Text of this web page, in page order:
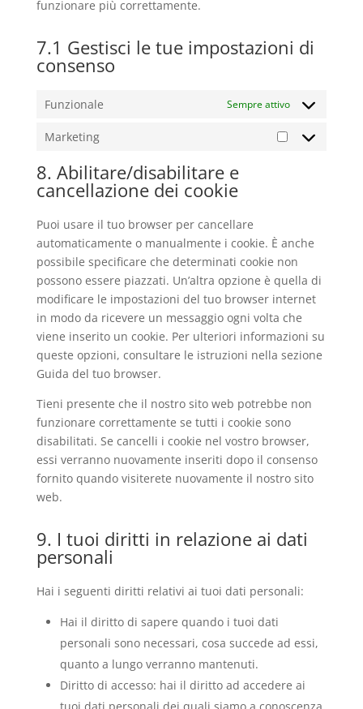
funzionare più correttamente.
7.1 Gestisci le tue impostazioni di
consenso
Funzionale Sempre attivo
Marketing
Marketing
8. Abilitare/disabilitare e
cancellazione dei cookie
Puoi usare il tuo browser per cancellare
automaticamente o manualmente i cookie. È anche
possibile specificare che determinati cookie non
possono essere piazzati. Un’altra opzione è quella di
modificare le impostazioni del tuo browser internet
in modo da ricevere un messaggio ogni volta che
viene inserito un cookie. Per ulteriori informazioni su
queste opzioni, consultare le istruzioni nella sezione
Guida del tuo browser.
Tieni presente che il nostro sito web potrebbe non
funzionare correttamente se tutti i cookie sono
disabilitati. Se cancelli i cookie nel vostro browser,
essi verranno nuovamente inseriti dopo il consenso
fornito quando visiterete nuovamente il nostro sito
web.
9. I tuoi diritti in relazione ai dati
personali
Hai i seguenti diritti relativi ai tuoi dati personali:
Hai il diritto di sapere quando i tuoi dati
personali sono necessari, cosa succede ad essi,
quanto a lungo verranno mantenuti.
Diritto di accesso: hai il diritto ad accedere ai